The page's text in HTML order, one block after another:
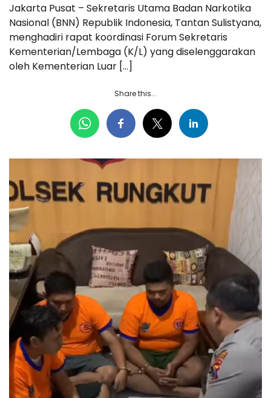
Jakarta Pusat – Sekretaris Utama Badan Narkotika
Nasional (BNN) Republik Indonesia, Tantan Sulistyana,
menghadiri rapat koordinasi Forum Sekretaris
Kementerian/Lembaga (K/L) yang diselenggarakan
oleh Kementerian Luar […]
Share this...